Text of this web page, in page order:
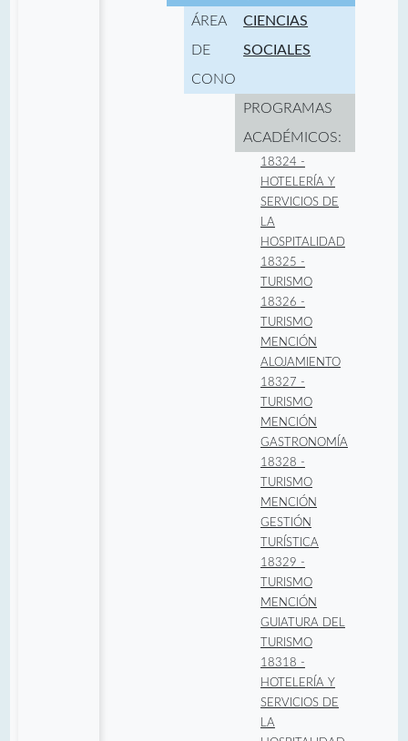
ÁREA
DE
CONOCIMIENTO:
CIENCIAS
SOCIALES
PROGRAMAS
ACADÉMICOS:
18324 -
HOTELERÍA Y
SERVICIOS DE
LA
HOSPITALIDAD
18325 -
TURISMO
18326 -
TURISMO
MENCIÓN
ALOJAMIENTO
18327 -
TURISMO
MENCIÓN
GASTRONOMÍA
18328 -
TURISMO
MENCIÓN
GESTIÓN
TURÍSTICA
18329 -
TURISMO
MENCIÓN
GUIATURA DEL
TURISMO
18318 -
HOTELERÍA Y
SERVICIOS DE
LA